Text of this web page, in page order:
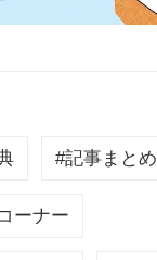
#記事まとめ
ーナー